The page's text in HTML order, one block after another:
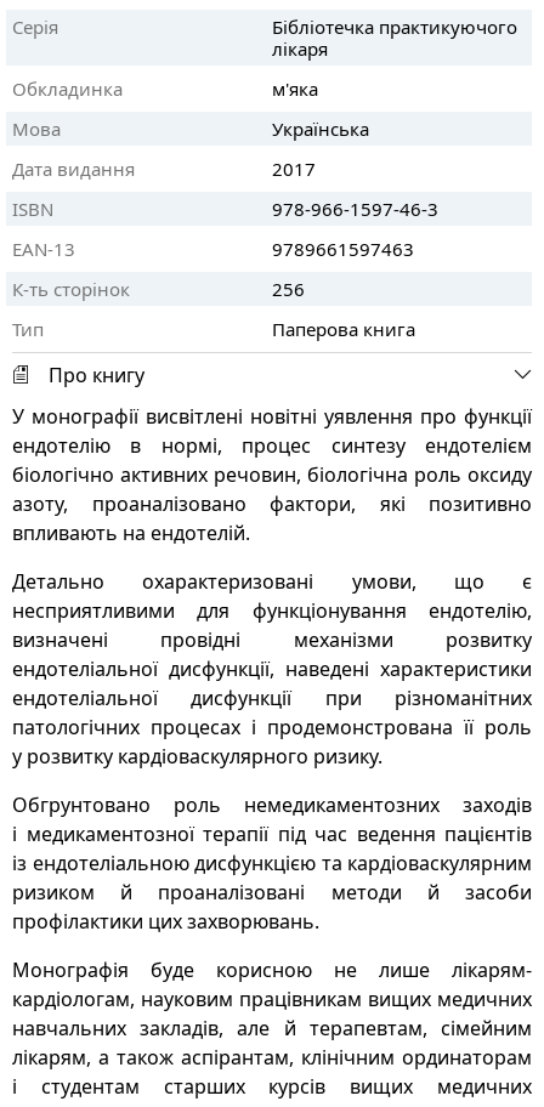
Серія
Бібліотечка практикуючого
лікаря
Обкладинка
м'яка
Мова
Українська
Дата видання
2017
ISBN
978-966-1597-46-3
EAN-13
9789661597463
К-ть сторінок
256
Тип
Паперова книга
Про книгу
У монографії висвітлені новітні уявлення про функції
ендотелію в нормі, процес синтезу ендотелієм
біологічно активних речовин, біологічна роль оксиду
азоту, проаналізовано фактори, які позитивно
впливають на ендотелій.
Детально охарактеризовані умови, що є
несприятливими для функціонування ендотелію,
визначені провідні механізми розвитку
ендотеліальної дисфункції, наведені характеристики
ендотеліальної дисфункції при різноманітних
патологічних процесах і продемонстрована її роль
у розвитку кардіоваскулярного ризику.
Обгрунтовано роль немедикаментозних заходів
і медикаментозної терапії під час ведення пацієнтів
із ендотеліальною дисфункцією та кардіоваскулярним
ризиком й проаналізовані методи й засоби
профілактики цих захворювань.
Монографія буде корисною не лише лікарям-
кардіологам, науковим працівникам вищих медичних
навчальних закладів, але й терапевтам, сімейним
лікарям, а також аспірантам, клінічним ординаторам
і студентам старших курсів вищих медичних